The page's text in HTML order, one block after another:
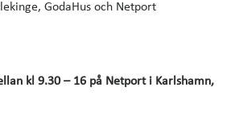
GodaHus och Netport
kl 9.30 – 16 på Netport i Karlshamn,